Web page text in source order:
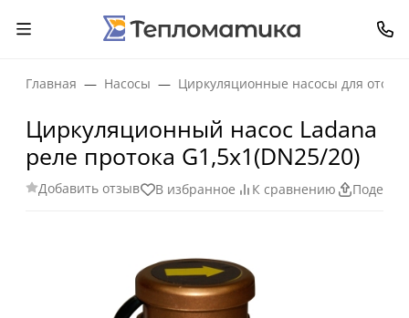
Главная Насосы Циркуляционные насосы для
Циркуляционный насос Ladana
реле протока G1,5х1(DN25/20)
Добавить отзыв В избранное К сравнению